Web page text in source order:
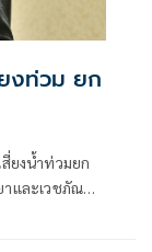
งท่วม ยก
ยงน้ำท่วมยก
าและเวชภัณฑ์